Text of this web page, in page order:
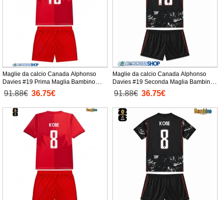
Maglie da calcio Canada Alphonso
Davies #19 Prima Maglia Bambino
Mondiali 2026 Manica Corta +
Pantaloni corti)
91.88€ 36.75€
Maglie da calcio Canada Alphonso
Davies #19 Seconda Maglia Bambino
Mondiali 2026 Manica Corta +
Pantaloni corti)
91.88€ 36.75€